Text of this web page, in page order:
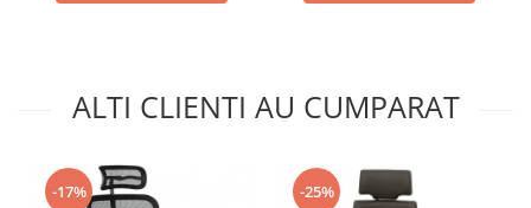
ALTI CLIENTI AU CUMPARAT
-17% -25%